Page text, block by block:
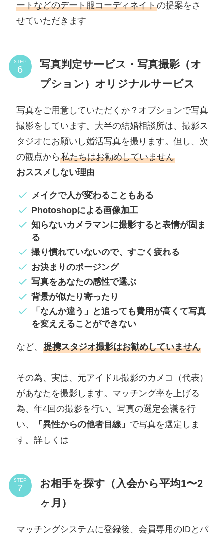
ートなどのデート服コーディネイトの提案をさ
せていただきます
STEP
写真判定サービス・写真撮影（オ
プション）オリジナルサービス
写真をご用意していただくか？オプションで写真
撮影をしています。大半の結婚相談所は、撮影ス
タジオにお願いし婚活写真を撮ります。但し、次
の観点から 私たちはお勧めしていません
おススメしない理由
メイクで人が変わることもある
Photoshopによる画像加工
知らないカメラマンに撮影すると表情が固ま
る
撮り慣れていないので、すごく疲れる
お決まりのポージング
写真をあなたの感性で選ぶ
背景が似たり寄ったり
「なんか違う」と追っても費用が高くて写真
を変ええることができない
など、 提携スタジオ撮影はお勧めしていません
その為、実は、元アイドル撮影のカメコ（代表）
があなたを撮影します。マッチング率を上げる
為、年4回の撮影を行い。写真の選定会議を行
い、
「異性からの他者目線」 で写真を選定しま
す。詳しくは
STEP
お相手を探す（入会から平均1〜2
ヶ月）
マッチングシステムに登録後、会員専用のIDとパ